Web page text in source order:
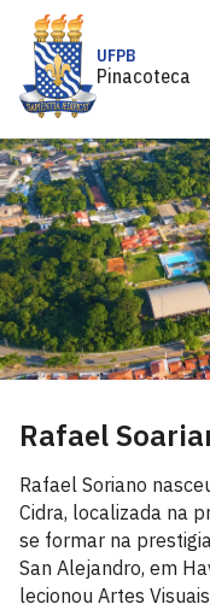
UFPB
Pinacoteca
Rafael
Rafael Soriano
Cidra, localizada na
se formar na
San Alejandro, em
lecionou Artes